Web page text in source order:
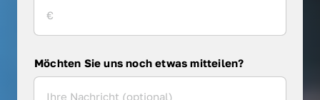
Möchten Sie uns noch etwas mitteilen?